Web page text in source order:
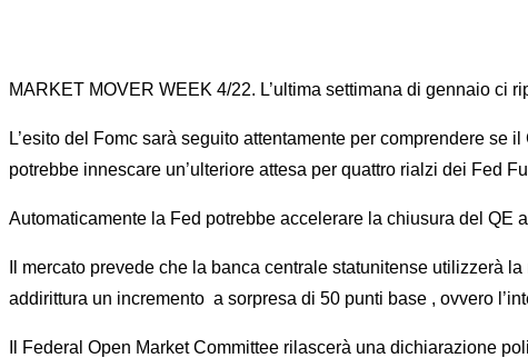
MARKET MOVER WEEK 4/22. L’ultima settimana di gennaio ci
L’esito del Fomc sarà seguito attentamente per comprendere
potrebbe innescare un’ulteriore attesa per quattro rialzi dei Fed
Automaticamente la Fed potrebbe accelerare la chiusura del QE
Il mercato prevede che la banca centrale statunitense utilizzerà
addirittura un incremento a sorpresa di 50 punti base , ovvero
Il Federal Open Market Committee rilascerà una dichiarazione